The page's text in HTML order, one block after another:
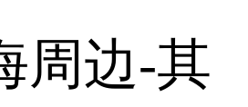
周边-其